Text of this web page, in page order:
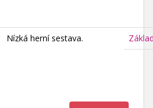
Nízká herní sestava.